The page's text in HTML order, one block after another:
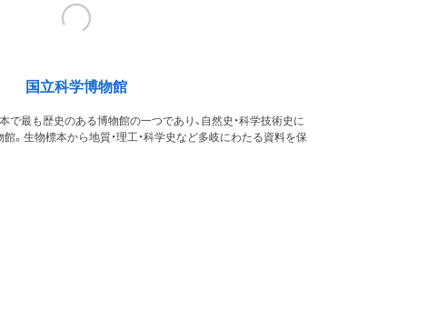
国立科学博物館
で最も歴史のある博物館の一つであり、自然史・科学技術史に
。生物標本から地質・理工・科学史など多岐にわたる資料を保